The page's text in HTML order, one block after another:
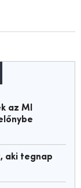
az MI
aki tegnap